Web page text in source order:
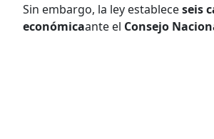
Sin embargo, la ley estableceseis
económicaante el Consejo